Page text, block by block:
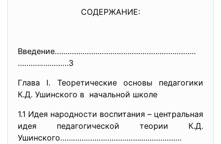
СОДЕРЖАНИЕ:
Введение…………………………………………………………
………..………….3
Глава I. Теоретические основы педагогики
К.Д. Ушинского в начальной школе
1.1 Идея народности воспитания – центральная
идея педагогической теории К.Д.
Ушинского………………………………..……………….